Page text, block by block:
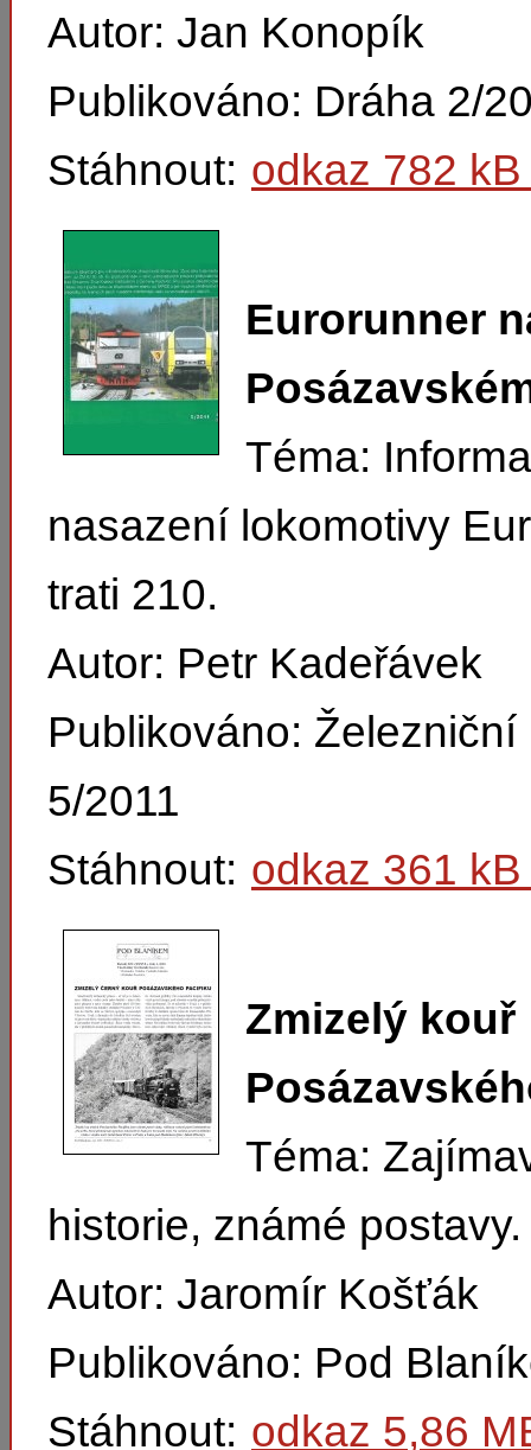
Autor: Jan Konopík
Publikováno: Dráha 2/
Stáhnout: odkaz 782
Eurorunner
Téma:
nasazení lokomotivy
trati 210.
Autor: Petr Kadeřávek
Publikováno:
5/2011
Stáhnout: odkaz 361
Zmizelý kouř
Téma:
historie, známé postavy.
Autor: Jaromír Košťák
Publikováno: Pod
Stáhnout: odkaz 5,86